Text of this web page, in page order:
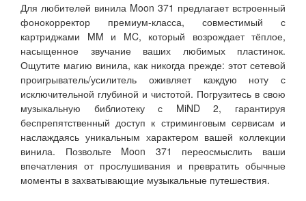
Для любителей винила Moon 371 предлагает встроенный
фонокорректор премиум-класса, совместимый с
картриджами MM и MC, который возрождает тёплое,
насыщенное звучание ваших любимых пластинок.
Ощутите магию винила, как никогда прежде: этот сетевой
проигрыватель/усилитель оживляет каждую ноту с
исключительной глубиной и чистотой. Погрузитесь в свою
музыкальную библиотеку с MiND 2, гарантируя
беспрепятственный доступ к стриминговым сервисам и
наслаждаясь уникальным характером вашей коллекции
винила. Позвольте Moon 371 переосмыслить ваши
впечатления от прослушивания и превратить обычные
моменты в захватывающие музыкальные путешествия.